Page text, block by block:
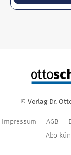
© Verlag Dr.
Impressum AGB
Abo